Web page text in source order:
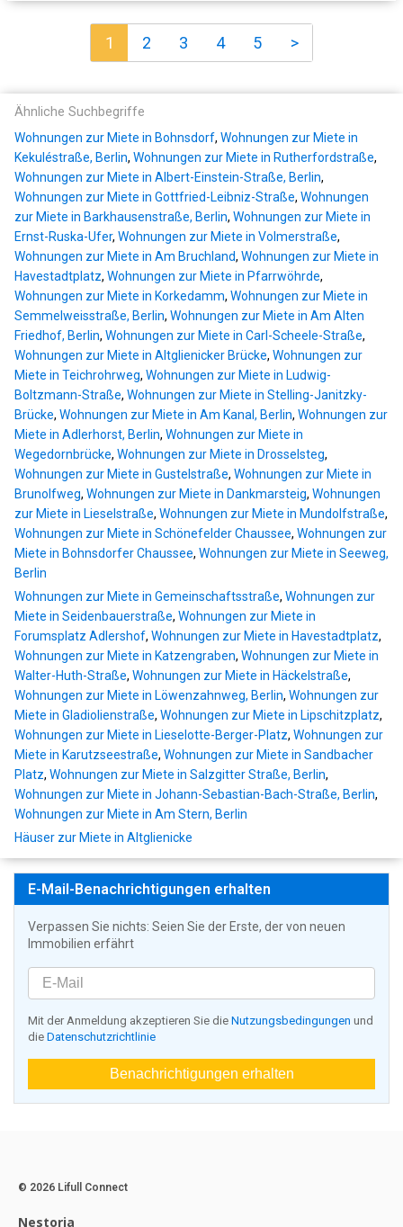
1 2 3 4 5 >
Ähnliche Suchbegriffe
Wohnungen zur Miete in Bohnsdorf, Wohnungen zur Miete in
Kekuléstraße, Berlin, Wohnungen zur Miete in Rutherfordstraße,
Wohnungen zur Miete in Albert-Einstein-Straße, Berlin,
Wohnungen zur Miete in Gottfried-Leibniz-Straße, Wohnungen
zur Miete in Barkhausenstraße, Berlin, Wohnungen zur Miete in
Ernst-Ruska-Ufer, Wohnungen zur Miete in Volmerstraße,
Wohnungen zur Miete in Am Bruchland, Wohnungen zur Miete in
Havestadtplatz, Wohnungen zur Miete in Pfarrwöhrde,
Wohnungen zur Miete in Korkedamm, Wohnungen zur Miete in
Semmelweisstraße, Berlin, Wohnungen zur Miete in Am Alten
Friedhof, Berlin, Wohnungen zur Miete in Carl-Scheele-Straße,
Wohnungen zur Miete in Altglienicker Brücke, Wohnungen zur
Miete in Teichrohrweg, Wohnungen zur Miete in Ludwig-
Boltzmann-Straße, Wohnungen zur Miete in Stelling-Janitzky-
Brücke, Wohnungen zur Miete in Am Kanal, Berlin, Wohnungen zur
Miete in Adlerhorst, Berlin, Wohnungen zur Miete in
Wegedornbrücke, Wohnungen zur Miete in Drosselsteg,
Wohnungen zur Miete in Gustelstraße, Wohnungen zur Miete in
Brunolfweg, Wohnungen zur Miete in Dankmarsteig, Wohnungen
zur Miete in Lieselstraße, Wohnungen zur Miete in Mundolfstraße,
Wohnungen zur Miete in Schönefelder Chaussee, Wohnungen zur
Miete in Bohnsdorfer Chaussee, Wohnungen zur Miete in Seeweg,
Berlin
Wohnungen zur Miete in Gemeinschaftsstraße, Wohnungen zur
Miete in Seidenbauerstraße, Wohnungen zur Miete in
Forumsplatz Adlershof, Wohnungen zur Miete in Havestadtplatz,
Wohnungen zur Miete in Katzengraben, Wohnungen zur Miete in
Walter-Huth-Straße, Wohnungen zur Miete in Häckelstraße,
Wohnungen zur Miete in Löwenzahnweg, Berlin, Wohnungen zur
Miete in Gladiolienstraße, Wohnungen zur Miete in Lipschitzplatz,
Wohnungen zur Miete in Lieselotte-Berger-Platz, Wohnungen zur
Miete in Karutzseestraße, Wohnungen zur Miete in Sandbacher
Platz, Wohnungen zur Miete in Salzgitter Straße, Berlin,
Wohnungen zur Miete in Johann-Sebastian-Bach-Straße, Berlin,
Wohnungen zur Miete in Am Stern, Berlin
Häuser zur Miete in Altglienicke
E-Mail-Benachrichtigungen erhalten
Verpassen Sie nichts: Seien Sie der Erste, der von neuen
Immobilien erfährt
Mit der Anmeldung akzeptieren Sie die Nutzungsbedingungen und
die Datenschutzrichtlinie
Benachrichtigungen erhalten
© 2026 Lifull Connect
Nestoria